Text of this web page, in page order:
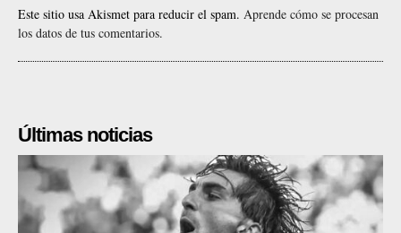
Este sitio usa Akismet para reducir el spam. Aprende cómo se procesan
los datos de tus comentarios.
Últimas noticias